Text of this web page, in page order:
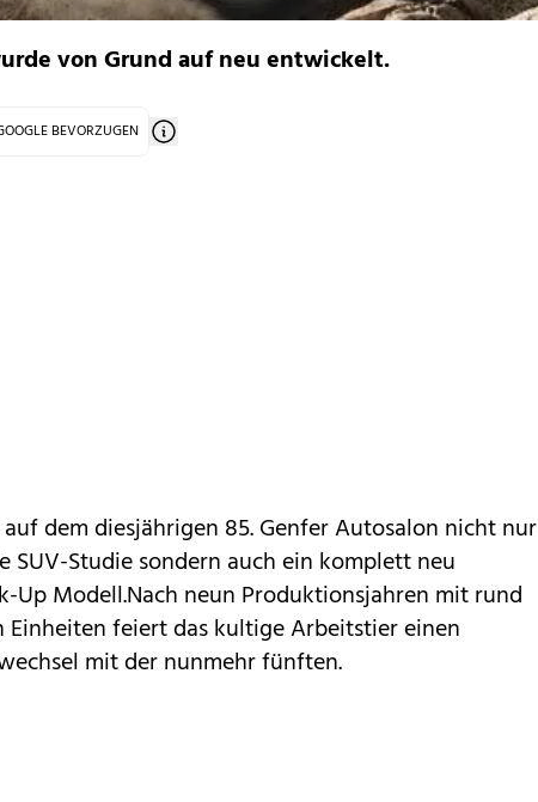
von Grund auf neu entwickelt.
BEVORZUGEN
dem diesjährigen 85. Genfer Autosalon nicht nur
SUV-Studiesondern auch ein komplett neu
Up Modell.Nach neun Produktionsjahren mit rund
Einheiten feiert das kultige Arbeitstier einen
mit der nunmehr fünften.